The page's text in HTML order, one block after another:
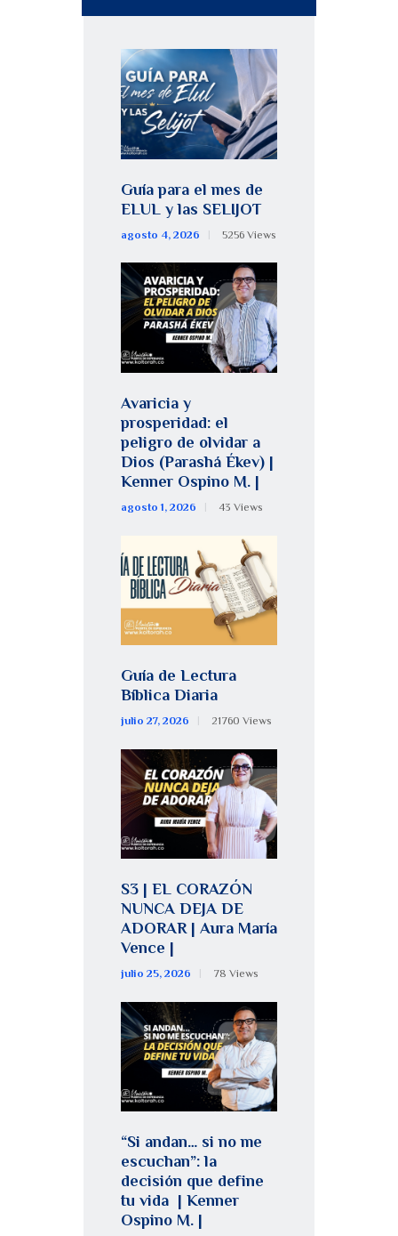
Guía para el mes de
ELUL y las SELIJOT
agosto 4, 2026 5256 Views
Avaricia y
prosperidad: el
peligro de olvidar a
Dios (Parashá Ékev) |
Kenner Ospino M. |
agosto 1, 2026 43 Views
Guía de Lectura
Bíblica Diaria
julio 27, 2026 21760 Views
S3 | EL CORAZÓN
NUNCA DEJA DE
ADORAR | Aura María
Vence |
julio 25, 2026 78 Views
“Si andan… si no me
escuchan”: la
decisión que define
tu vida | Kenner
Ospino M. |